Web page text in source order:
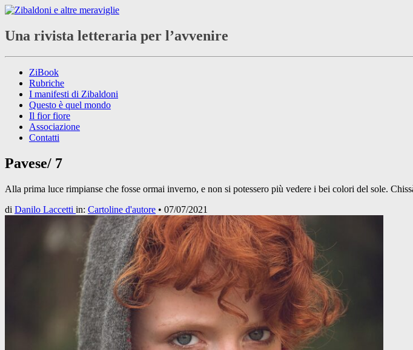
Una rivista letteraria per l’avvenire
ZiBook
Rubriche
I manifesti di Zibaldoni
Questo è quel mondo
Il fior fiore
Associazione
Contatti
Pavese/ 7
Alla prima luce rimpianse che fosse ormai inverno, e non si potessero più vedere i bei colori del sole.
di Danilo Laccetti in: Cartoline d'autore • 07/07/2021